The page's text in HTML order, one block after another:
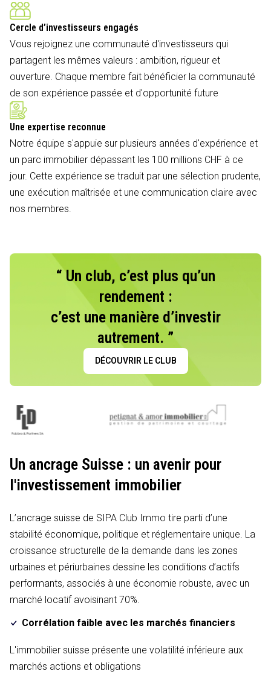
Cercle d’investisseurs engagés
Vous rejoignez une communauté d'investisseurs qui
partagent les mêmes valeurs : ambition, rigueur et
ouverture. Chaque membre fait bénéficier la communauté
de son expérience passée et d'opportunité future
Une expertise reconnue
Notre équipe s'appuie sur plusieurs années d'expérience et
un parc immobilier dépassant les 100 millions CHF à ce
jour. Cette expérience se traduit par une sélection prudente,
une exécution maîtrisée et une communication claire avec
nos membres.
“ Un club, c’est plus qu’un
rendement :
c’est une manière d’investir
autrement. ”
DÉCOUVRIR LE CLUB
Un ancrage Suisse : un avenir pour
l'investissement immobilier
L’ancrage suisse de SIPA Club Immo tire parti d’une
stabilité économique, politique et réglementaire unique. La
croissance structurelle de la demande dans les zones
urbaines et périurbaines dessine les conditions d’actifs
performants, associés à une économie robuste, avec un
marché locatif avoisinant 70%.
Corrélation faible avec les marchés financiers
L'immobilier suisse présente une volatilité inférieure aux
marchés actions et obligations